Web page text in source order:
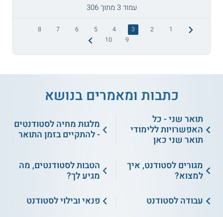
עמוד 3 מתוך 306
1
2
3
4
5
6
7
8
9
10
כתבות ומאמרים בנושא
תואר שני - כל
האפשרויות ללימודי
תואר שני כאן
מלגות מחיה לסטודנטים
- להתקיים בזמן התואר
מגורים לסטודנט, איך
למצוא?
הטבות לסטודנטים, מה
מגיע לך?
עבודה לסטודנט
פנאי ובילוי לסטודנט